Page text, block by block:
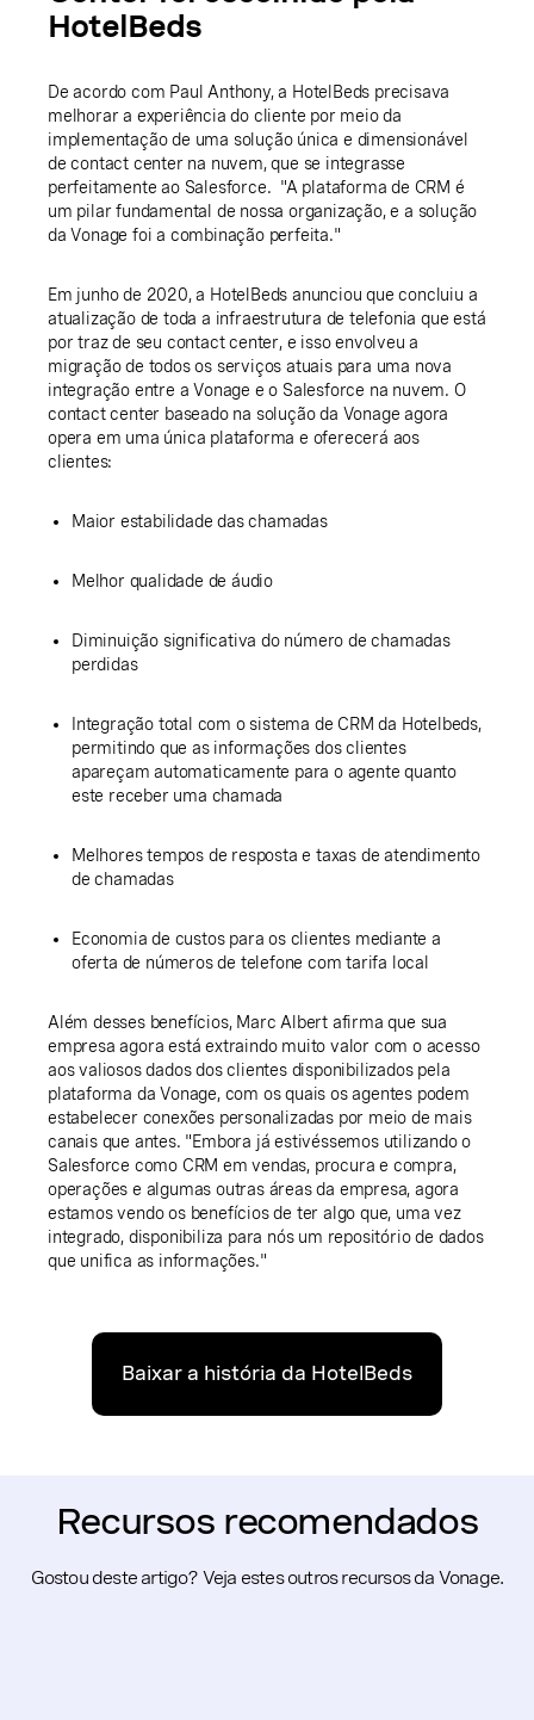
HotelBeds
De acordo com Paul Anthony, a HotelBeds precisava
melhorar a experiência do cliente por meio da
implementação de uma solução única e dimensionável
de contact center na nuvem, que se integrasse
perfeitamente ao Salesforce. "A plataforma de CRM é
um pilar fundamental de nossa organização, e a solução
da Vonage foi a combinação perfeita."
Em junho de 2020, a HotelBeds anunciou que concluiu a
atualização de toda a infraestrutura de telefonia que está
por traz de seu contact center, e isso envolveu a
migração de todos os serviços atuais para uma nova
integração entre a Vonage e o Salesforce na nuvem. O
contact center baseado na solução da Vonage agora
opera em uma única plataforma e oferecerá aos
clientes:
Maior estabilidade das chamadas
Melhor qualidade de áudio
Diminuição significativa do número de chamadas
perdidas
Integração total com o sistema de CRM da Hotelbeds,
permitindo que as informações dos clientes
apareçam automaticamente para o agente quanto
este receber uma chamada
Melhores tempos de resposta e taxas de atendimento
de chamadas
Economia de custos para os clientes mediante a
oferta de números de telefone com tarifa local
Além desses benefícios, Marc Albert afirma que sua
empresa agora está extraindo muito valor com o acesso
aos valiosos dados dos clientes disponibilizados pela
plataforma da Vonage, com os quais os agentes podem
estabelecer conexões personalizadas por meio de mais
canais que antes. "Embora já estivéssemos utilizando o
Salesforce como CRM em vendas, procura e compra,
operações e algumas outras áreas da empresa, agora
estamos vendo os benefícios de ter algo que, uma vez
integrado, disponibiliza para nós um repositório de dados
que unifica as informações."
Baixar a história da HotelBeds
Recursos recomendados
Gostou deste artigo? Veja estes outros recursos da Vonage.